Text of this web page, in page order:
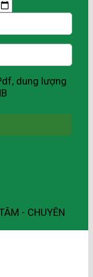
dung lượng
- CHUYÊN